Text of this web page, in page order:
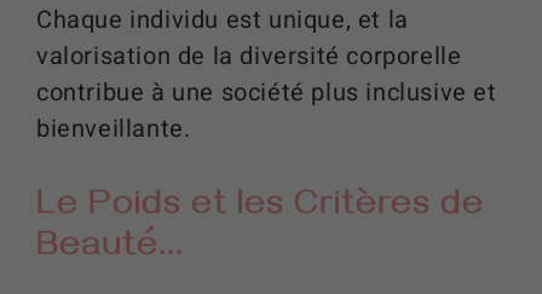
Chaque individu est unique, et la
valorisation de la diversité corporelle
contribue à une société plus inclusive et
bienveillante.
Le Poids et les Critères de
Beauté...